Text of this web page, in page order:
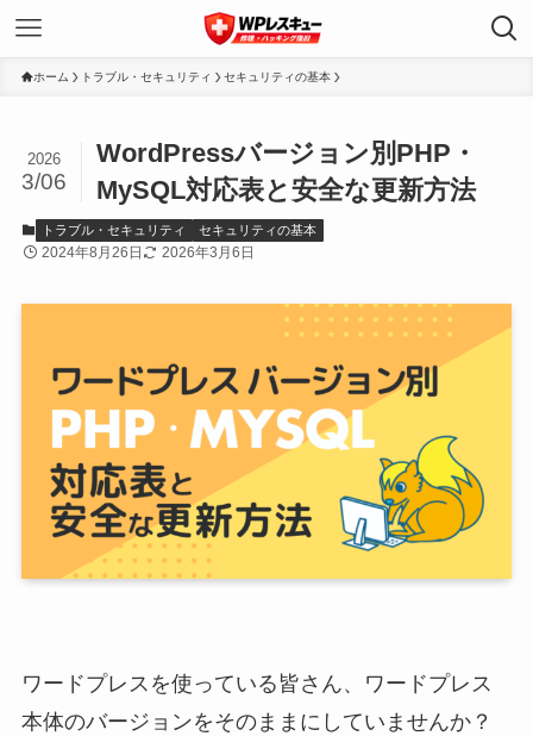
ホーム トラブル・セキュリティ セキュリティの基本
WordPressバージョン別PHP・
MySQL対応表と安全な更新方法
2026
3/06
トラブル・セキュリティ セキュリティの基本
2024年8月26日 2026年3月6日
ワードプレスを使っている皆さん、ワードプレス
本体のバージョンをそのままにしていませんか？